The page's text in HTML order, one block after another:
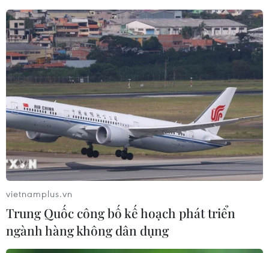
vietnamplus.vn
Trung Quốc công bố kế hoạch phát triển
ngành hàng không dân dụng